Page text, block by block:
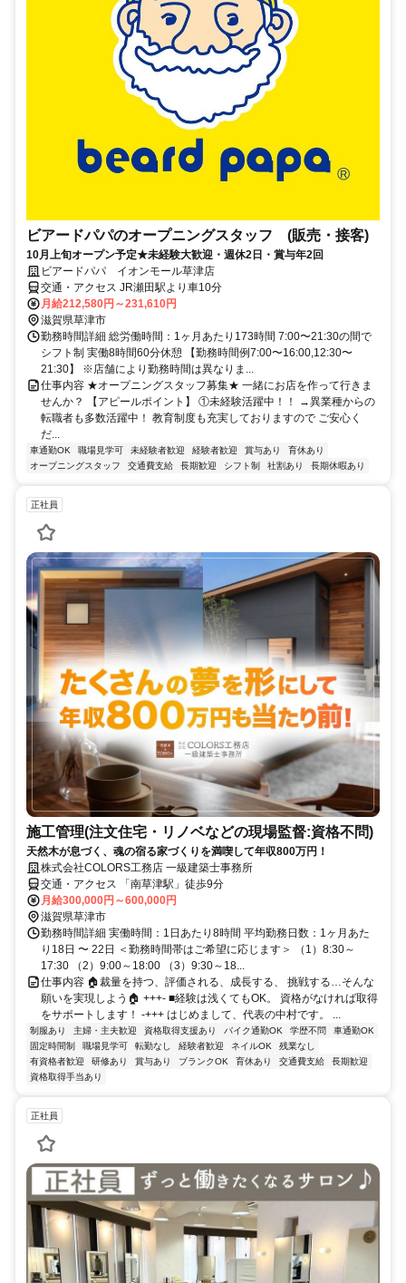
ビアードパパのオープニングスタッフ (販売・接客)
10月上旬オープン予定★未経験大歓迎・週休2日・賞与年2回
ビアードパパ イオンモール草津店
交通・アクセス JR瀬田駅より車10分
月給212,580円～231,610円
滋賀県草津市
勤務時間詳細 総労働時間：1ヶ月あたり173時間 7:00〜21:30の間で
シフト制 実働8時間60分休憩 【勤務時間例7:00〜16:00,12:30〜
21:30】 ※店舗により勤務時間は異なりま...
仕事内容 ★オープニングスタッフ募集★ 一緒にお店を作って行きま
せんか？ 【アピールポイント】 ①未経験活躍中！！ →異業種からの
転職者も多数活躍中！ 教育制度も充実しておりますので ご安心く
だ...
車通勤OK 職場見学可 未経験者歓迎 経験者歓迎 賞与あり
育休あり
オープニングスタッフ
交通費支給 長期歓迎 シフト制 社割あり 長期休暇あり
正社員
施工管理(注文住宅・リノベなどの現場監督:資格不問)
天然木が息づく、魂の宿る家づくりを満喫して年収800万円！
株式会社COLORS工務店 一級建築士事務所
交通・アクセス 「南草津駅」徒歩9分
月給300,000円～600,000円
滋賀県草津市
勤務時間詳細 実働時間：1日あたり8時間 平均勤務日数：1ヶ月あた
り18日 〜 22日 ＜勤務時間帯はご希望に応じます＞ （1）8:30～
17:30 （2）9:00～18:00 （3）9:30～18...
仕事内容 🏠裁量を持つ、評価される、成長する、 挑戦する…そんな
願いを実現しよう🏠 +++- ■経験は浅くてもOK。 資格がなければ取得
をサポートします！ -+++ はじめまして、代表の中村です。 ...
制服あり 主婦・主夫歓迎 資格取得支援あり バイク通勤OK 学歴不問
車通勤OK
固定時間制
職場見学可 転勤なし 経験者歓迎 ネイルOK
残業なし
有資格者歓迎
研修あり 賞与あり ブランクOK 育休あり 交通費支給
長期歓迎
資格取得手当あり
正社員